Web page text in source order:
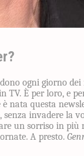
ogni giorno dei
TV. È per loro, e
nata questa
senza invadere la
un sorriso in più
A presto.